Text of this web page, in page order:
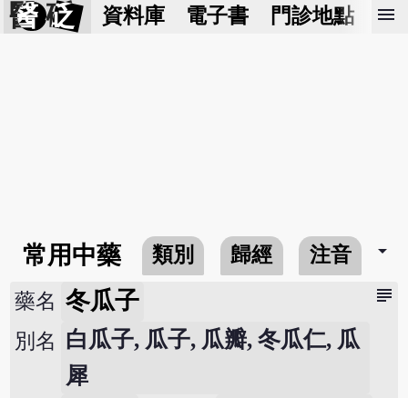
醫 砭 資料庫 電子書 門診地點 預
menu
常用中藥 類別 歸經 注音 arrow_drop_down
subject
藥名 冬瓜子
別名 白瓜子, 瓜子, 瓜瓣, 冬瓜仁, 瓜
犀